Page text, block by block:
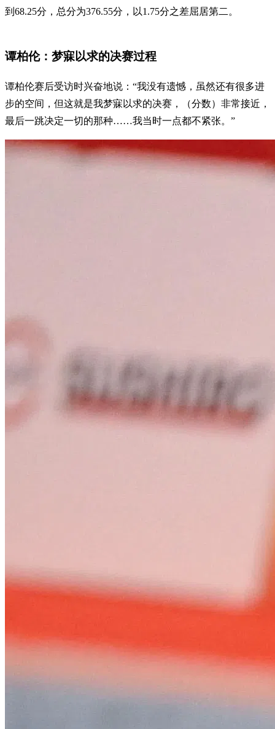
到68.25分，总分为376.55分，以1.75分之差屈居第二。
谭柏伦：梦寐以求的决赛过程
谭柏伦赛后受访时兴奋地说：“我没有遗憾，虽然还有很多进
步的空间，但这就是我梦寐以求的决赛，（分数）非常接近，
最后一跳决定一切的那种……我当时一点都不紧张。”